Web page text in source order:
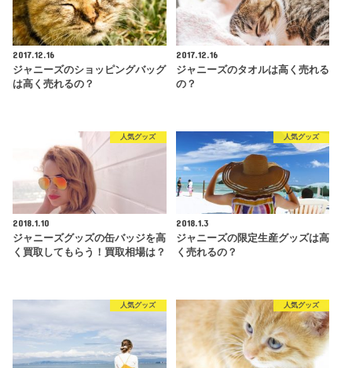
2017.12.16
ジャニーズのショッピングバッグ
は高く売れるの？
2017.12.16
ジャニーズのタオルは高く売れる
の？
人気グッズ
2018.1.10
ジャニーズグッズの缶バッジを高
く買取してもらう！買取相場は？
人気グッズ
2018.1.3
ジャニーズの限定生産グッズは高
く売れるの？
人気グッズ 人気グッズ